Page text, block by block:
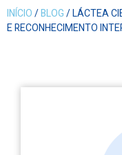
INÍCIO/BLOG/ LÁCTEA
E RECONHECIMENTO